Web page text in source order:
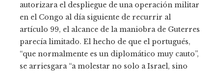
autorizara el despliegue de una operación militar
en el Congo al día siguiente de recurrir al
artículo 99, el alcance de la maniobra de Guterres
parecía limitado. El hecho de que el portugués,
“que normalmente es un diplomático muy cauto”,
se arriesgara “a molestar no solo a Israel, sino